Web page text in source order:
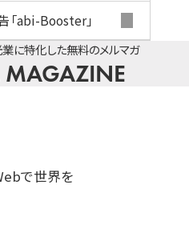
「abi-Booster」
業に特化した無料のメルマガ
で世界を